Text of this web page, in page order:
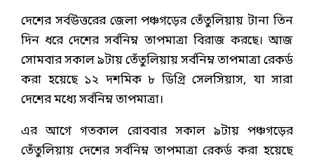
দেশের সর্বউত্তরের জেলা পঞ্চগড়ের তেঁতুলিয়ায় টানা তিন
দিন ধরে দেশের সর্বনিম্ন তাপমাত্রা বিরাজ করছে। আজ
সোমবার সকাল ৯টায় তেঁতুলিয়ায় সর্বনিম্ন তাপমাত্রা রেকর্ড
করা হয়েছে ১২ দশমিক ৮ ডিগ্রি সেলসিয়াস, যা সারা
দেশের মধ্যে সর্বনিম্ন তাপমাত্রা।
এর আগে গতকাল রোববার সকাল ৯টায় পঞ্চগড়ের
তেঁতুলিয়ায় দেশের সর্বনিম্ন তাপমাত্রা রেকর্ড করা হয়েছে